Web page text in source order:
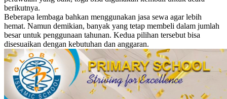
berikutnya.
Beberapa lembaga bahkan menggunakan jasa sewa agar lebih
hemat. Namun demikian, banyak yang tetap membeli dalam jumlah
besar untuk penggunaan tahunan. Kedua pilihan tersebut bisa
disesuaikan dengan kebutuhan dan anggaran.